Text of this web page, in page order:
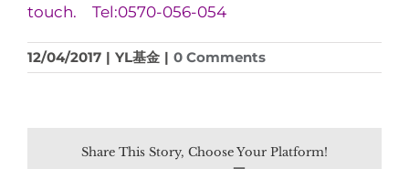
touch. Tel:0570-056-054
12/04/2017 | YL基金 | 0 Comments
Share This Story, Choose Your Platform!